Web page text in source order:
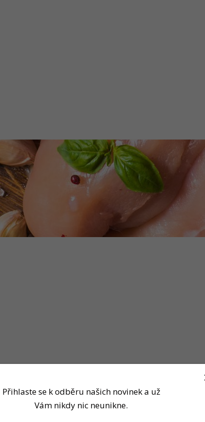
Přihlaste se k odběru našich novinek a už
Vám nikdy nic neunikne.